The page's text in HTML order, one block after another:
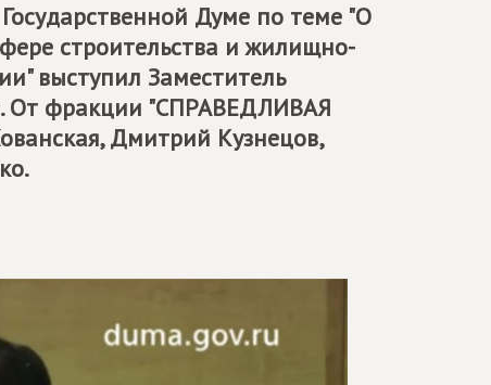
Думе по теме "О
строительства и жилищно-
выступил Заместитель
От фракции "СПРАВЕДЛИВАЯ
Дмитрий Кузнецов,